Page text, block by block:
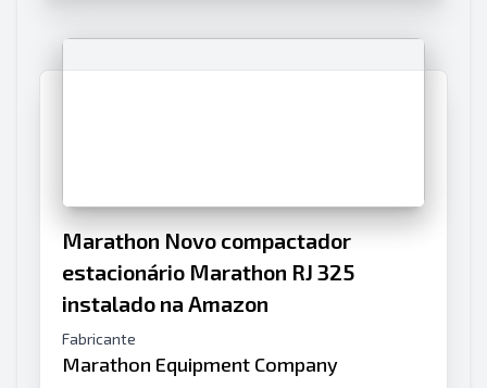
Marathon Novo compactador
estacionário Marathon RJ 325
instalado na Amazon
Fabricante
Marathon Equipment Company